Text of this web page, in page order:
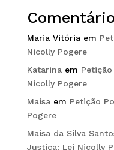
Maria Vitóriaem
Nicolly Pogere
Katarinaem
Nicolly Pogere
Maisaem Petição
Pogere
Maisa da Silva
Justiça: Lei Nicolly